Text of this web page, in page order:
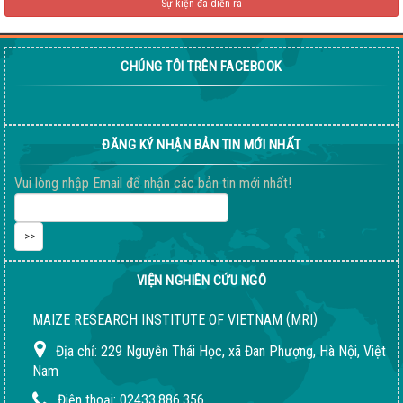
Giống ngô ngọt 198
04-08-2026 06:14:37 PM
Sự kiện đã diễn ra
CHÚNG TÔI TRÊN FACEBOOK
ĐĂNG KÝ NHẬN BẢN TIN MỚI NHẤT
Vui lòng nhập Email để nhận các bản tin mới nhất!
VIỆN NGHIÊN CỨU NGÔ
MAIZE RESEARCH INSTITUTE OF VIETNAM (MRI)
Địa chỉ: 229 Nguyễn Thái Học, xã Đan Phượng, Hà Nội, Việt
Nam